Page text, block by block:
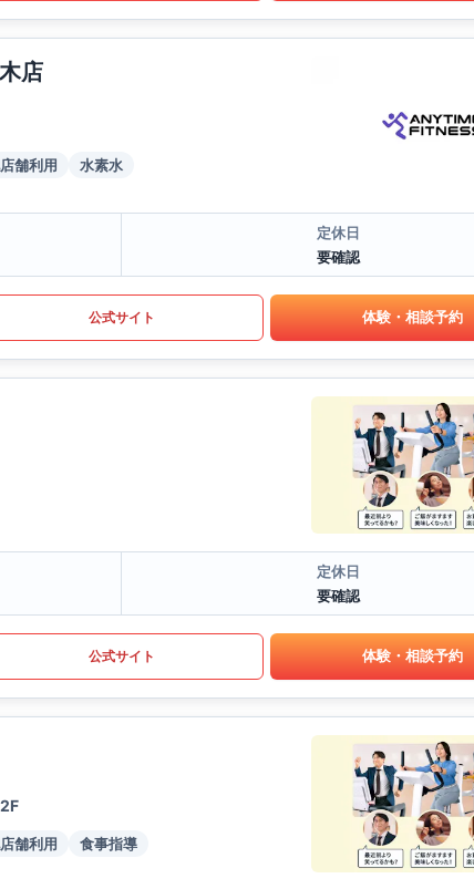
店
舗利用 水素水
定休日
要確認
公式サイト 体験・相談予約
定休日
要確認
公式サイト 体験・相談予約
舗利用 食事指導